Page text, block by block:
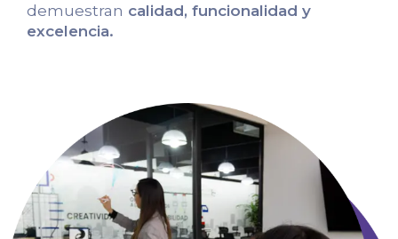
demuestran calidad, funcionalidad y
excelencia.